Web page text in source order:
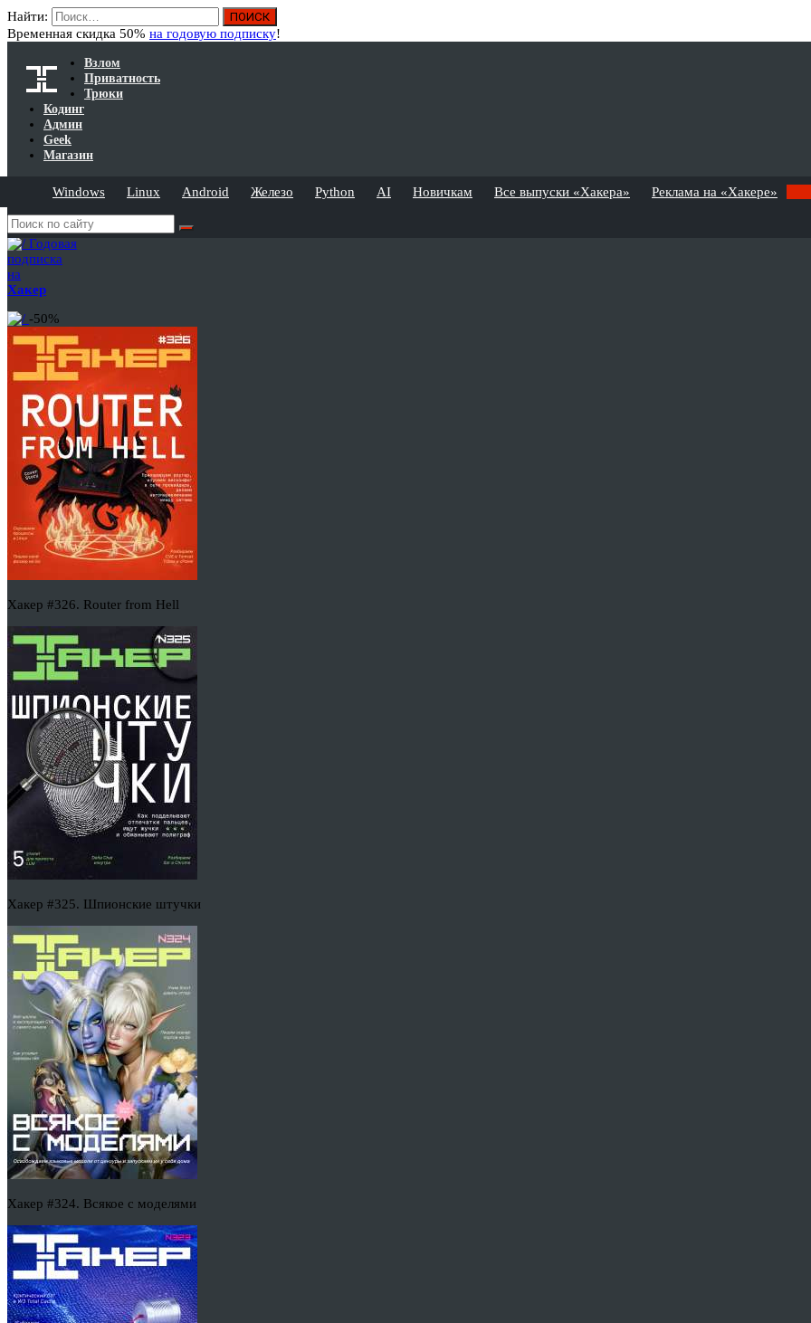
Найти:
Временная скидка 50% на годовую подписку!
Взлом
Приватность
Трюки
Кодинг
Админ
Geek
Магазин
Windows Linux Android Железо Python AI Новичкам Все выпуски «Хакера» Реклама на «Хакере»
Годовая
подписка
на
Хакер
-50%
Хакер #326. Router from Hell
Хакер #325. Шпионские штучки
Хакер #324. Всякое с моделями